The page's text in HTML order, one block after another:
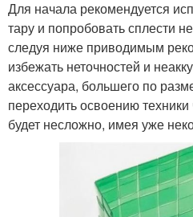
Для начала рекомендуется
тару и попробовать сплести
следуя ниже приводимым
избежать неточностей и
аксессуара, большего по
переходить освоению
будет несложно, имея уже